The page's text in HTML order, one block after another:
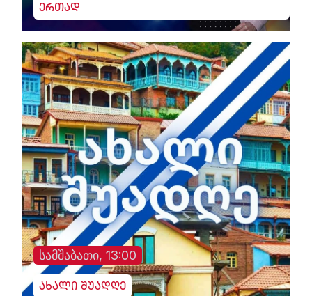
ერთად
სამშაბათი, 13:00
ახალი შუადღე